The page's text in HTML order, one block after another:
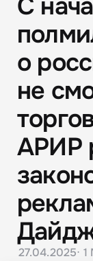
С
о
не
АРИР
27.04.2025 1